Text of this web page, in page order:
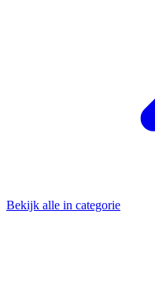
Bekijk alle in categorie